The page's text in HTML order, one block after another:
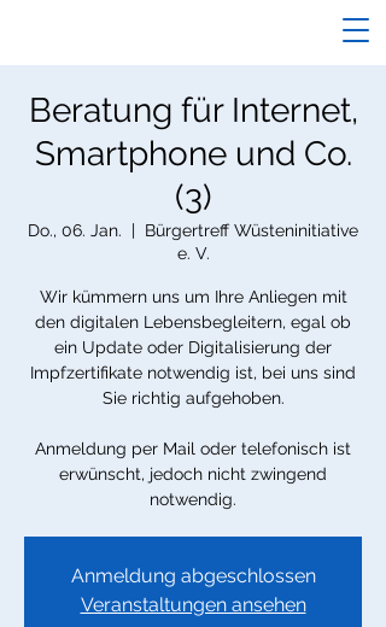
Beratung für Internet,
Smartphone und Co.
(3)
Do., 06. Jan.
  |
Bürgertreff Wüsteninitiative
e. V.
Wir kümmern uns um Ihre Anliegen mit
den digitalen Lebensbegleitern, egal ob
ein Update oder Digitalisierung der
Impfzertifikate notwendig ist, bei uns sind
Sie richtig aufgehoben.
Anmeldung per Mail oder telefonisch ist
erwünscht, jedoch nicht zwingend
notwendig.
Anmeldung abgeschlossen
Veranstaltungen ansehen